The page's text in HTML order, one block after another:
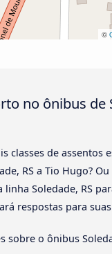
©
no ônibus de
classes de assentos
RS a Tio Hugo?
Soledade, RS
respostas para
sobre o ônibus